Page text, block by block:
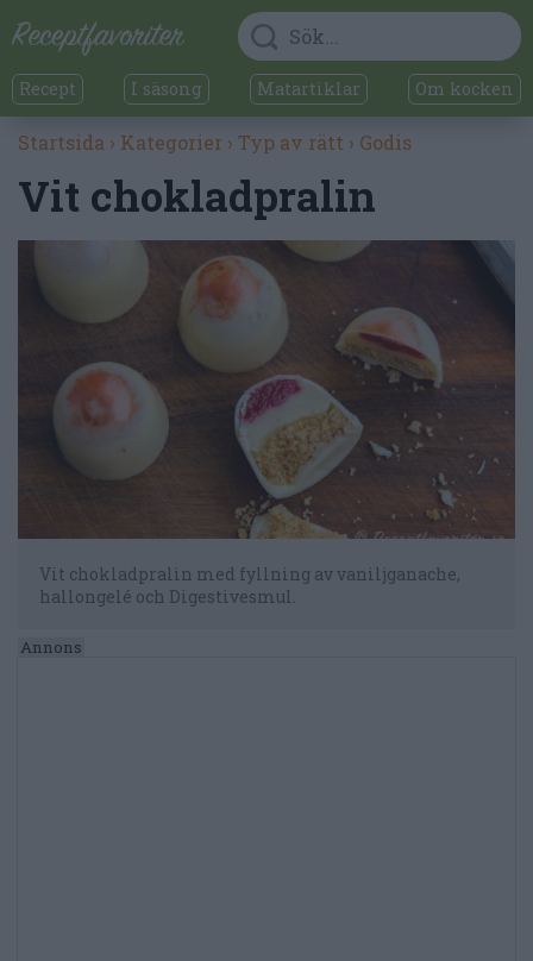
Recept I säsong Matartiklar Om kocken
Startsida › Kategorier › Typ av rätt › Godis
Vit chokladpralin
Vit chokladpralin med fyllning av vaniljganache,
hallongelé och Digestivesmul.